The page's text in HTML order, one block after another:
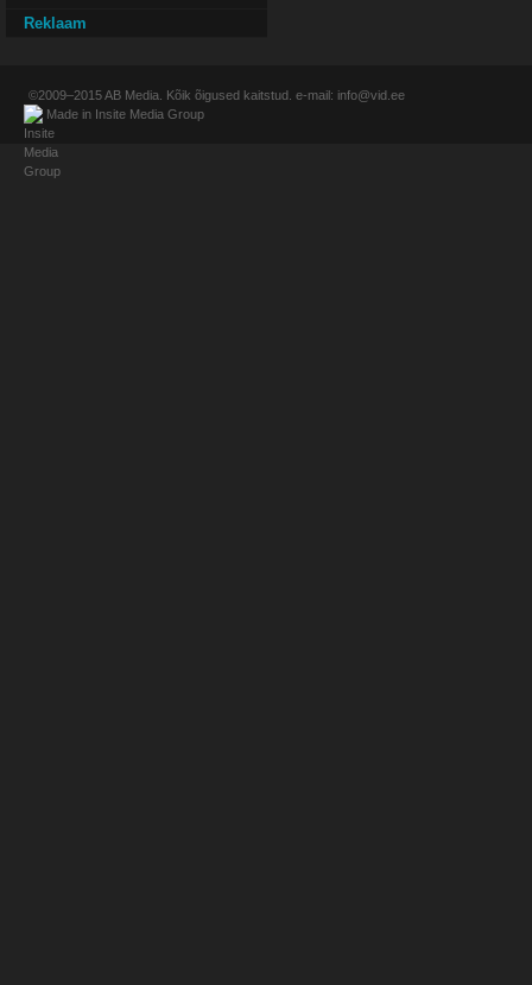
Reklaam
©2009–2015AB Media . Kõik õigused kaitstud. e-mail: info@vid.ee
Made in Insite Media Group